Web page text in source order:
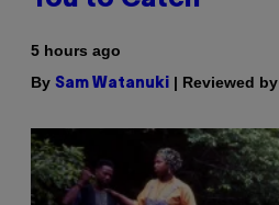
5 hours ago
By Sam Watanuki | Reviewed by